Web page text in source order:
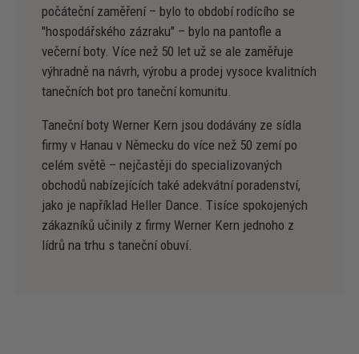
počáteční zaměření – bylo to období rodícího se
"hospodářského zázraku" – bylo na pantofle a
večerní boty. Více než 50 let už se ale zaměřuje
výhradně na návrh, výrobu a prodej vysoce kvalitních
tanečních bot pro taneční komunitu.
Taneční boty Werner Kern jsou dodávány ze sídla
firmy v Hanau v Německu do více než 50 zemí po
celém světě – nejčastěji do specializovaných
obchodů nabízejících také adekvátní poradenství,
jako je například Heller Dance. Tisíce spokojených
zákazníků učinily z firmy Werner Kern jednoho z
lídrů na trhu s taneční obuví.